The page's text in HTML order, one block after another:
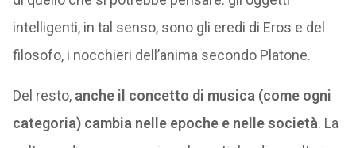
intelligenti, in tal senso, sono gli eredi di Eros e del
filosofo, i nocchieri dell’anima secondo Platone.
Del resto, anche il concetto di musica (come ogni
categoria) cambia nelle epoche e nelle società. La